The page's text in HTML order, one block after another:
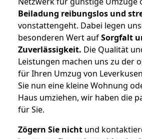
Beiladung reibungslos und
vonstattengeht. Dabei legen
besonderen Wert aufSorgfalt
Zuverlässigkeit. Die Qualität
Leistungen machen uns zu der
für Ihren Umzug von
Sie nun eine kleine Wohnung
Haus umziehen, wir haben die
für Sie.
Zögern Sie nicht und